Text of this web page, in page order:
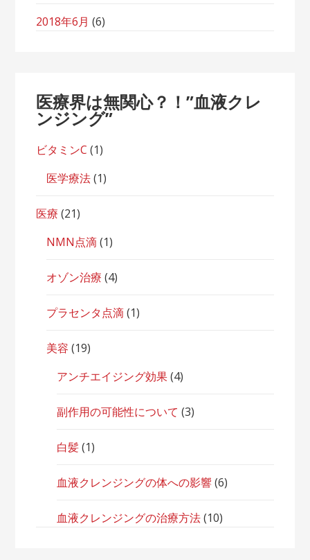
2018年6月 (6)
医療界は無関心？！”血液クレ
ンジング”
ビタミンC (1)
医学療法(1)
医療 (21)
NMN点滴(1)
オゾン治療 (4)
プラセンタ点滴(1)
美容 (19)
アンチエイジング効果(4)
副作用の可能性について (3)
白髪(1)
血液クレンジングの体への影響(6)
血液クレンジングの治療方法(10)